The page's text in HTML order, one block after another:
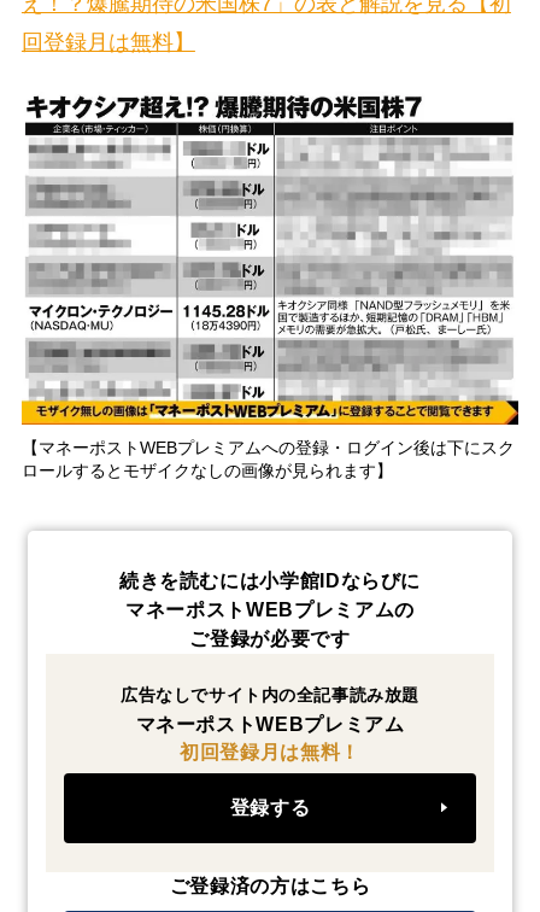
回登録月は無料】
【マネーポストWEBプレミアムへの登録・ログイン後は下にスク
ロールするとモザイクなしの画像が見られます】
続きを読むには小学館IDならびに
マネーポストWEBプレミアムの
ご登録が必要です
広告なしでサイト内の全記事読み放題
マネーポストWEBプレミアム
初回登録月は無料！
登録する
ご登録済の方はこちら